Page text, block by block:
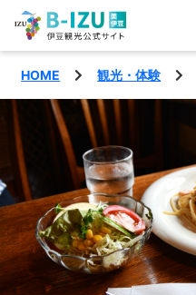
伊豆半島を知る
伊豆のみどころ
あそぶ
あじわう
観光・体験
イベント
エリア
HOME 観光・体験